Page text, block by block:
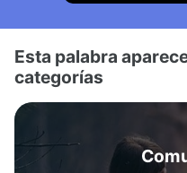
Esta palabra
categorías